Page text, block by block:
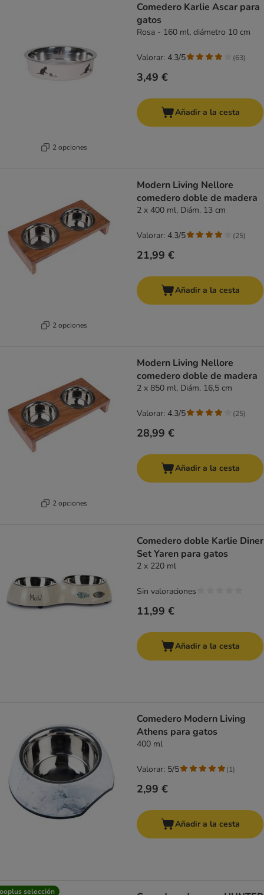
2 opciones
Comedero Karlie Ascar para
gatos
Rosa - 160 ml, diámetro 10 cm
3,49 €
Valorar: 4.3/5 (63)
Añadir a la cesta
2 opciones
Modern Living Nellore
comedero doble de madera
2 x 400 ml, Diám. 13 cm
21,99 €
Valorar: 4.3/5 (25)
Añadir a la cesta
2 opciones
Modern Living Nellore
comedero doble de madera
2 x 850 ml, Diám. 16,5 cm
28,99 €
Valorar: 4.3/5 (25)
Añadir a la cesta
Comedero doble Karlie Diner
Set Yaren para gatos
2 x 220 ml
11,99 €
Sin valoraciones
Añadir a la cesta
Comedero Modern Living
Athens para gatos
400 ml
2,99 €
Valorar: 5/5 (1)
Añadir a la cesta
selección